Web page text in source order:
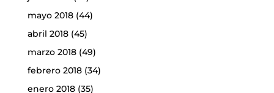
mayo 2018(44)
abril 2018(45)
marzo 2018(49)
febrero 2018(34)
enero 2018(35)